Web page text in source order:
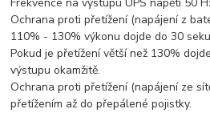
Frekvence na výstupu UPS napětí 50
Ochrana proti přetížení (napájení z
110% - 130% výkonu dojde do 30
Pokud je přetížení větší než 130%
výstupu okamžitě.
Ochrana proti přetížení (napájení ze
přetížením až do přepálené pojistky.